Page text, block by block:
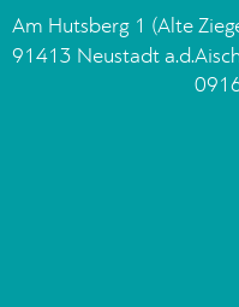
Am Hutsberg 1 (Alte
91413 Neustadt a.d.Aisch